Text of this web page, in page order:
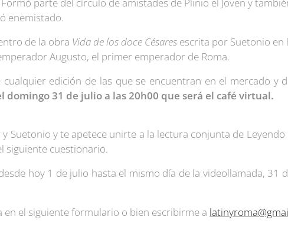
enemistado.
de la obra Vida de los doce Césares escrita por Suetonio en
Augusto, el primer emperador de Roma.
edición de las que se encuentran en el mercado y
domingo 31 de julio a las 20h00 que será el café virtual.
y Suetonio y te apetece unirte a la lectura conjunta de
siguiente cuestionario.
hoy 1 de julio hasta el mismo día de la videollamada, 31
en el siguiente formulario o bien escribirme a